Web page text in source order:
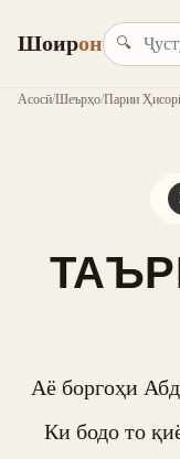
Шоирон 🔍
Асосӣ/Шеърҳо/Парии
Аё боргоҳи
Ки бодо то